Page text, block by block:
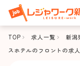
TOP 求人一覧 新潟
スホテルのフロントの求